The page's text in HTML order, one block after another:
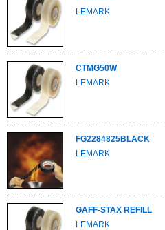
LEMARK
CTMG50W
LEMARK
FG2284825BLACK
LEMARK
GAFF-STAX REFILL
LEMARK